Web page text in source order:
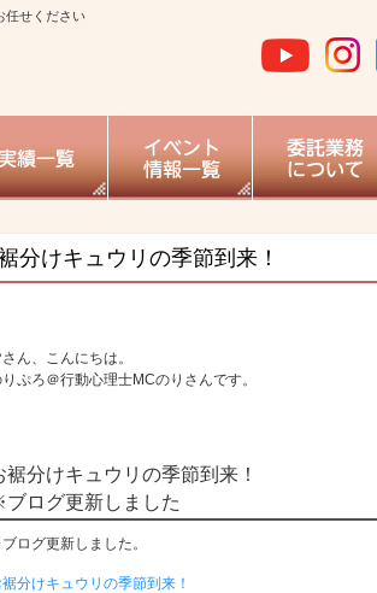
任せください
分けキュウリの季節到来！
さん、こんにちは。
ぷろ＠行動心理士MCのりさんです。
裾分けキュウリの季節到来！
ログ更新しました
ログ更新しました。
裾分けキュウリの季節到来！